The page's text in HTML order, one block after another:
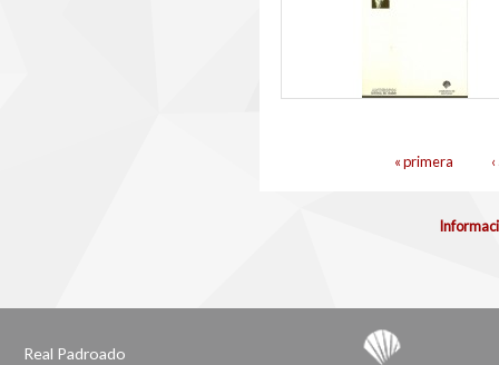
« primera
Real Padroado